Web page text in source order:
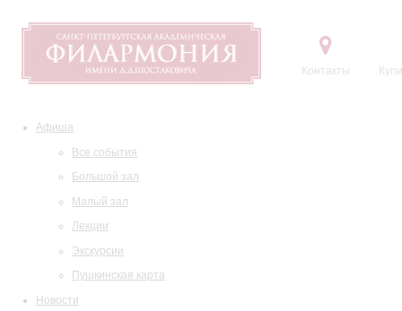
Контакты
Афиша
Все события
Большой зал
Малый зал
Лекции
Экскурсии
Пушкинская карта
Новости